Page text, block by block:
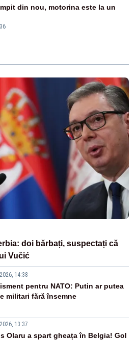
din nou, motorina este la un
doi bărbați, suspectați că
Vučić
14:38
pentru NATO: Putin ar putea
militari fără însemne
13:37
Olaru a spart gheața în Belgia! Gol